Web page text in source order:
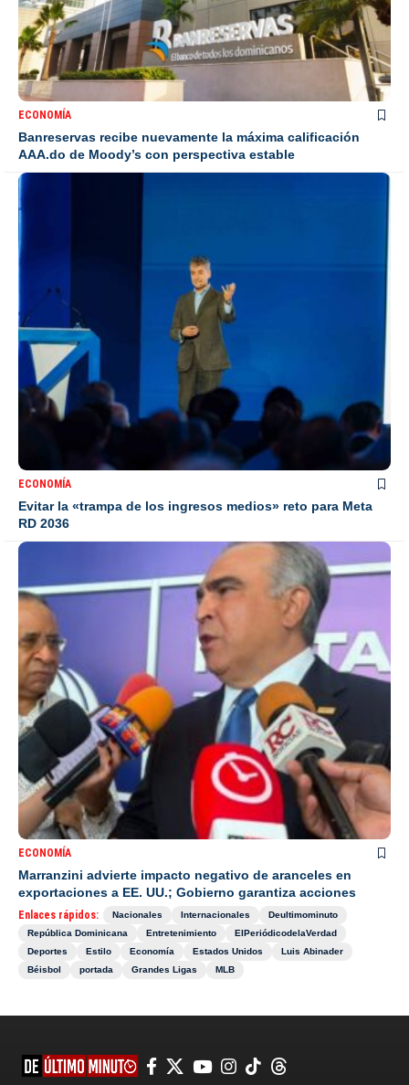
ECONOMÍA
Banreservas recibe nuevamente la máxima calificación
AAA.do de Moody’s con perspectiva estable
ECONOMÍA
Evitar la «trampa de los ingresos medios» reto para Meta
RD 2036
ECONOMÍA
Marranzini advierte impacto negativo de aranceles en
exportaciones a EE. UU.; Gobierno garantiza acciones
Enlaces rápidos: Nacionales Internacionales
Deultimominuto
República Dominicana
Entretenimiento
ElPeriódicodelaVerdad
Deportes
Estilo Economía Estados Unidos
Luis Abinader
Béisbol
portada Grandes Ligas MLB